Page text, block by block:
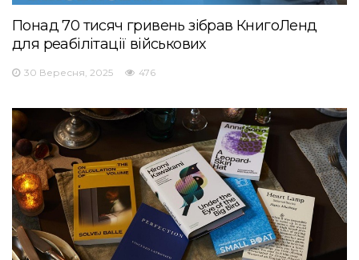
Понад 70 тисяч гривень зібрав КнигоЛенд
для реабілітації військових
30 Вересня, 2025 476